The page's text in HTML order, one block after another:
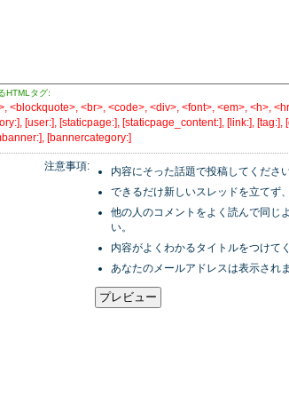
HTMLタグ:
<blockquote>, <br>, <code>, <div>, <font>, <em>, <h>,
[user:], [staticpage:], [staticpage_content:], [link:],
[bannercategory:]
注意事項:
内容にそった話題で投稿してください
できるだけ新しいスレッドを立てず
他の人のコメントをよく読んで同じ
い。
内容がよくわかるタイトルをつけて
あなたのメールアドレスは表示され